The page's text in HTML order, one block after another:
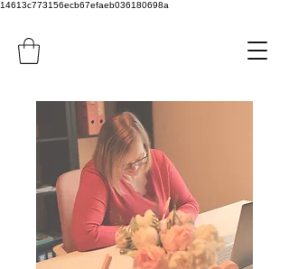
14613c773156ecb67efaeb036180698a